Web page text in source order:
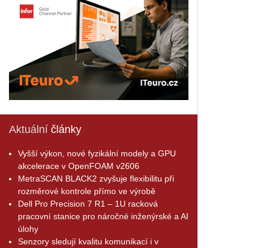
Aktuální články
Vyšší výkon, nové fyzikální modely a GPU
akcelerace v OpenFOAM v2606
MetraSCAN BLACK2 zvyšuje flexibilitu při
rozměrové kontrole přímo ve výrobě
Dell Pro Precision 7 R1 – 1U racková
pracovní stanice pro náročné inženýrské a AI
úlohy
Senzory sledují kvalitu komunikací i v